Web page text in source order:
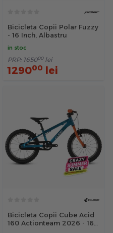
Bicicleta Copii Polar Fuzzy
- 16 Inch, Albastru
in stoc
PRP: 165000 lei
129000 lei
Bicicleta Copii Cube Acid
160 Actionteam 2026 - 16